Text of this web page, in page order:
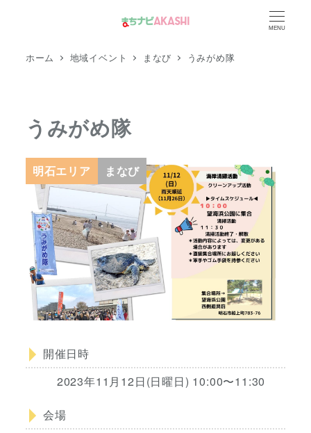
MENU
ホーム 地域イベント まなび うみがめ隊
うみがめ隊
明石エリア まなび
開催日時
2023年11月12日(日曜日) 10:00〜11:30
会場